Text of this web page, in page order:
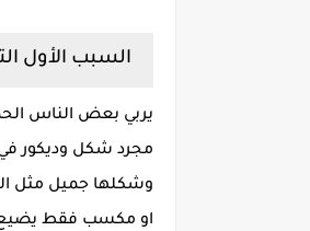
السبب الأول
يربي بعض الناس
مجرد شكل وديكور في
وشكلها جميل مثل
او مكسب فقط يضيع